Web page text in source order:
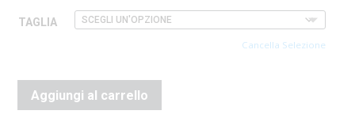
TAGLIA
Cancella Selezione
Aggiungi al carrello